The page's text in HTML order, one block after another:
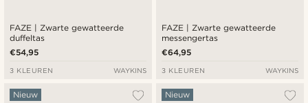
FAZE | Zwarte gewatteerde
duffeltas
€54,95
3 KLEUREN WAYKINS
FAZE | Zwarte gewatteerde
messengertas
€64,95
3 KLEUREN WAYKINS
Nieuw Nieuw